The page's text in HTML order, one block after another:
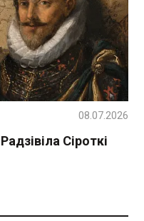
Сіроткі
08.07.2026